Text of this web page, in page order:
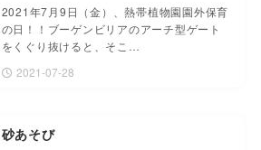
2021年7月9日（金）、熱帯植物園園外保育
の日！！ブーゲンビリアのアーチ型ゲート
をくぐり抜けると、そこ…
2021-07-28
砂あそび